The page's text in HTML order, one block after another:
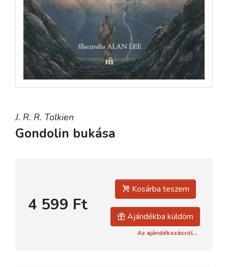
J. R. R. Tolkien
Gondolin bukása
4 599 Ft
Kosárba teszem
Ajándékba küldöm
Az ajándékozásról...